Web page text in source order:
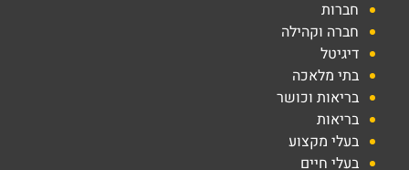
חברות
חברה וקהילה
דיגיטל
בתי מלאכה
בריאות וכושר
בריאות
בעלי מקצוע
בעלי חיים